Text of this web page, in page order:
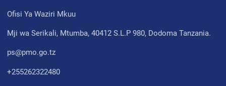
Ofisi Ya Waziri Mkuu
Mji wa Serikali, Mtumba, 40412 S.L.P 980, Dodoma Tanzania.
ps@pmo.go.tz
+255262322480